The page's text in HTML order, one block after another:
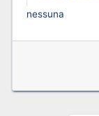
nessuna